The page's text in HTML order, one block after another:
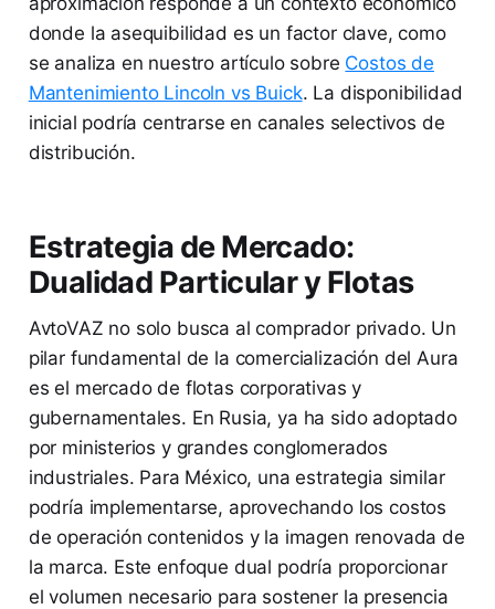
donde la asequibilidad es un factor clave, como
se analiza en nuestro artículo sobre Costos de
Mantenimiento Lincoln vs Buick. La disponibilidad
inicial podría centrarse en canales selectivos de
distribución.
Estrategia de Mercado:
Dualidad Particular y Flotas
AvtoVAZ no solo busca al comprador privado. Un
pilar fundamental de la comercialización del Aura
es el mercado de flotas corporativas y
gubernamentales. En Rusia, ya ha sido adoptado
por ministerios y grandes conglomerados
industriales. Para México, una estrategia similar
podría implementarse, aprovechando los costos
de operación contenidos y la imagen renovada de
la marca. Este enfoque dual podría proporcionar
el volumen necesario para sostener la presencia